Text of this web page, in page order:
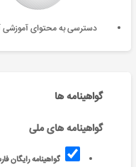
دسترسی به محتوای آموزشی
گواهینامه ها
گواهینامه های ملی
گواهینامه رایگان